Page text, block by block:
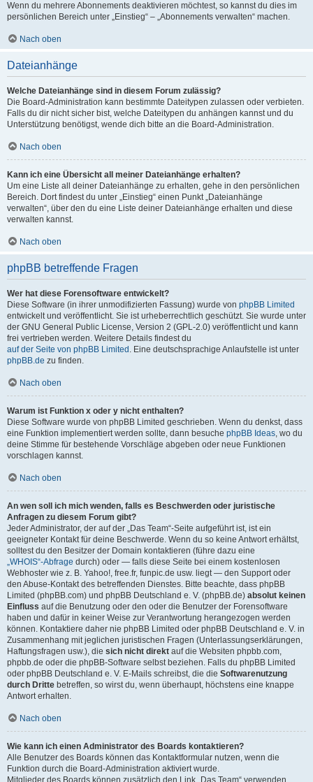
Wenn du mehrere Abonnements deaktivieren möchtest, so kannst du dies im
persönlichen Bereich unter „Einstieg“ – „Abonnements verwalten“ machen.
Nach oben
Dateianhänge
Welche Dateianhänge sind in diesem Forum zulässig?
Die Board-Administration kann bestimmte Dateitypen zulassen oder verbieten.
Falls du dir nicht sicher bist, welche Dateitypen du anhängen kannst und du
Unterstützung benötigst, wende dich bitte an die Board-Administration.
Nach oben
Kann ich eine Übersicht all meiner Dateianhänge erhalten?
Um eine Liste all deiner Dateianhänge zu erhalten, gehe in den persönlichen
Bereich. Dort findest du unter „Einstieg“ einen Punkt „Dateianhänge
verwalten“, über den du eine Liste deiner Dateianhänge erhalten und diese
verwalten kannst.
Nach oben
phpBB betreffende Fragen
Wer hat diese Forensoftware entwickelt?
Diese Software (in ihrer unmodifizierten Fassung) wurde von phpBB Limited
entwickelt und veröffentlicht. Sie ist urheberrechtlich geschützt. Sie wurde unter
der GNU General Public License, Version 2 (GPL-2.0) veröffentlicht und kann
frei vertrieben werden. Weitere Details findest du
auf der Seite von phpBB Limited . Eine deutschsprachige Anlaufstelle ist unter
phpBB.de zu finden.
Nach oben
Warum ist Funktion x oder y nicht enthalten?
Diese Software wurde von phpBB Limited geschrieben. Wenn du denkst, dass
eine Funktion implementiert werden sollte, dann besuche phpBB Ideas, wo du
deine Stimme für bestehende Vorschläge abgeben oder neue Funktionen
vorschlagen kannst.
Nach oben
An wen soll ich mich wenden, falls es Beschwerden oder juristische
Anfragen zu diesem Forum gibt?
Jeder Administrator, der auf der „Das Team“-Seite aufgeführt ist, ist ein
geeigneter Kontakt für deine Beschwerde. Wenn du so keine Antwort erhältst,
solltest du den Besitzer der Domain kontaktieren (führe dazu eine
„WHOIS“-Abfrage durch) oder — falls diese Seite bei einem kostenlosen
Webhoster wie z. B. Yahoo!, free.fr, funpic.de usw. liegt — den Support oder
den Abuse-Kontakt des betreffenden Dienstes. Bitte beachte, dass phpBB
Limited (phpBB.com) und phpBB Deutschland e. V. (phpBB.de) absolut keinen
Einfluss auf die Benutzung oder den oder die Benutzer der Forensoftware
haben und dafür in keiner Weise zur Verantwortung herangezogen werden
können. Kontaktiere daher nie phpBB Limited oder phpBB Deutschland e. V. in
Zusammenhang mit jeglichen juristischen Fragen (Unterlassungserklärungen,
Haftungsfragen usw.), die sich nicht direkt auf die Websiten phpbb.com,
phpbb.de oder die phpBB-Software selbst beziehen. Falls du phpBB Limited
oder phpBB Deutschland e. V. E-Mails schreibst, die die Softwarenutzung
durch Dritte betreffen, so wirst du, wenn überhaupt, höchstens eine knappe
Antwort erhalten.
Nach oben
Wie kann ich einen Administrator des Boards kontaktieren?
Alle Benutzer des Boards können das Kontaktformular nutzen, wenn die
Funktion durch die Board-Administration aktiviert wurde.
Mitglieder des Boards können zusätzlich den Link „Das Team“ verwenden.